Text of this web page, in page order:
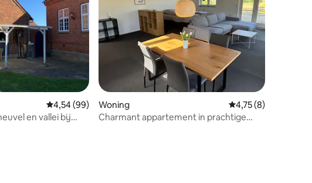
op 5, 126 recensiesGemiddelde beoordeling van 4,54 op 5, 99 recensies
4,54 (99)
en vallei bij
Woning Gemiddelde
4,75 (8)
Charmant appartement in prachtige